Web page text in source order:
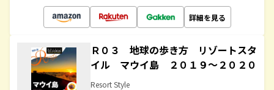
詳細を見る
Ｒ０３ 地球の歩き方 リゾートスタ
イル マウイ島 ２０１９～２０２０
Resort Style